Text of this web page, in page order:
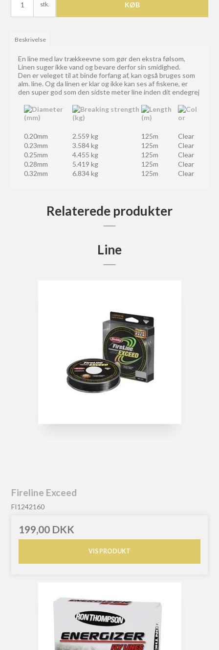
stk. KØB
Beskrivelse
En line med lav trækkeevne som gør den ekstra følsom,
Linen suger ikke vand og bevare derfor sin smidighed.
Den er veleget til at binde forfang af, kan også bruges som
alm. line. Og da linen er klar og ikke kan ses af fiskene, er
den super god som den sidste meter line inden dit endegrej
0.20mm 2.559 kg 125m
Clear
0.23mm
3.584 kg 125m
Clear
0.25mm
4.455 kg 125m
Clear
0.28mm
5.419 kg 125m
Clear
0.32mm
6.834 kg 125m Clear
Relaterede produkter
Line
Fireline Exceed
FI1242160
199,00 DKK
VIS PRODUKT